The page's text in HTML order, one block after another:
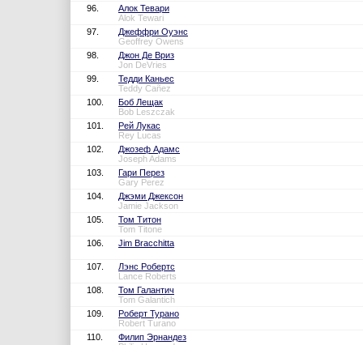
96.
Алок Тевари
Alok Tewari
97.
Джеффри Оуэнс
Geoffrey Owens
98.
Джон Де Вриз
Jon DeVries
99.
Тедди Каньес
Teddy Cañez
100.
Боб Лещак
Bob Leszczak
101.
Рей Лукас
Rey Lucas
102.
Джозеф Адамс
Joseph Adams
103.
Гари Перез
Gary Perez
104.
Джэми Джексон
Jamie Jackson
105.
Том Титон
Tom Titone
106.
Jim Bracchitta
107.
Лэнс Робертс
Lance Roberts
108.
Том Галантич
Tom Galantich
109.
Роберт Турано
Robert Turano
110.
Филип Эрнандез